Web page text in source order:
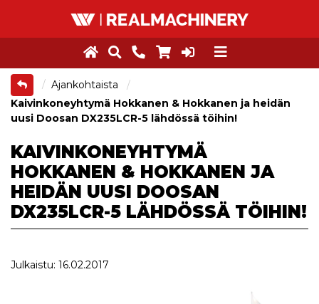
Ajankohtaista
Kaivinkoneyhtymä Hokkanen & Hokkanen ja heidän
uusi Doosan DX235LCR-5 lähdössä töihin!
KAIVINKONEYHTYMÄ
HOKKANEN & HOKKANEN JA
HEIDÄN UUSI DOOSAN
DX235LCR-5 LÄHDÖSSÄ TÖIHIN!
Julkaistu: 16.02.2017